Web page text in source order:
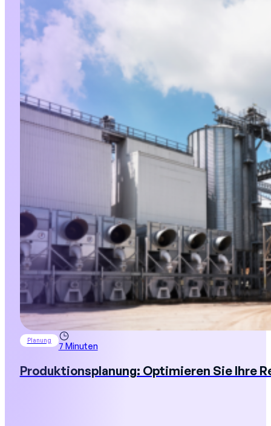
Planung
7 Minuten
Produktionsplanung: Optimieren Sie Ihre